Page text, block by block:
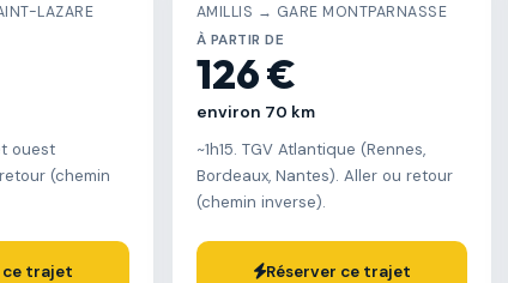
LAZARE
ouest
(chemin
ce trajet
AMILLIS → GARE MONTPARNASSE
À PARTIR DE
126 €
environ 70 km
~1h15. TGV Atlantique (Rennes,
Bordeaux, Nantes). Aller ou retour
(chemin inverse).
Réserver ce trajet